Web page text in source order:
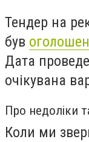
Тендер на
був
Дата
очікувана
Про недоліки
Коли ми